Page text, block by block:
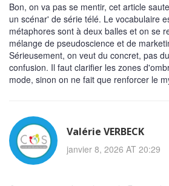
Bon, on va pas se mentir, cet article
un scénar' de série télé. Le vocabulaire
métaphores sont à deux balles et on se
mélange de pseudoscience et de
Sérieusement, on veut du concret, pas
confusion. Il faut clarifier les zones
mode, sinon on ne fait que renforcer le
Valérie VERBECK
janvier 8, 2026 AT 20:29